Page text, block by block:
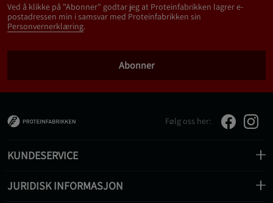
Ved å klikke på "Abonner" godtar jeg at Proteinfabrikken lagrer e-
postadressen min i samsvar med Proteinfabrikken sin
Personvernerklæring.
Abonner
Følg oss her:
KUNDESERVICE
JURIDISK INFORMASJON